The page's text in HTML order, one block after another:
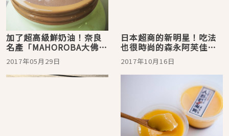
加了超高級鮮奶油！奈良
名產「MAHOROBA大佛布
丁」大受好評
2017年05月29日
日本超商的新明星！吃法
也很時尚的森永阿芙佳朵
風味布丁！
2017年10月16日